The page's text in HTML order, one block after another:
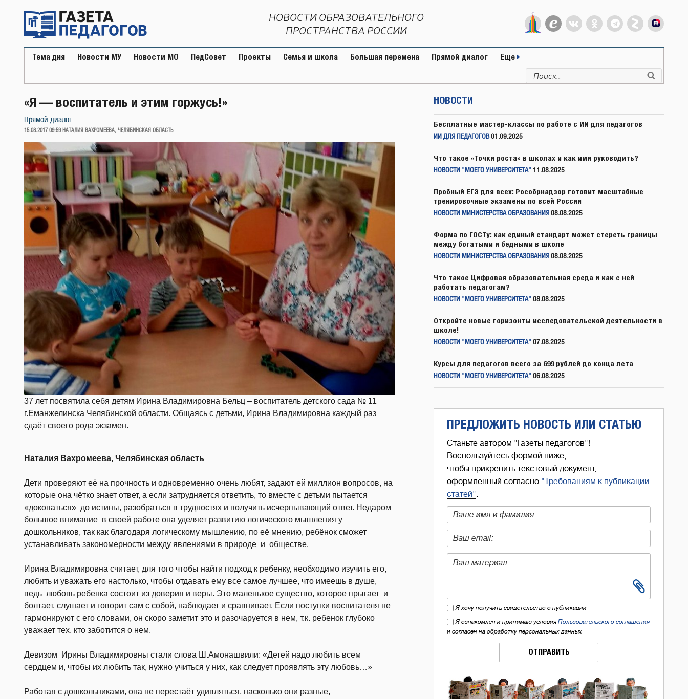
содержимому
НОВОСТИ ОБРАЗОВАТЕЛЬНОГО
ПРОСТРАНСТВА РОССИИ
Тема дня Новости МУ Новости МО ПедСовет Проекты Семья и школа Большая перемена Прямой диалог Еще
Искать:
«Я — воспитатель и этим горжусь!»
Прямой диалог
ОПУБЛИКОВАНО
15.08.2017 09:59 НАТАЛИЯ ВАХРОМЕЕВА, ЧЕЛЯБИНСКАЯ ОБЛАСТЬ
37 лет посвятила себя детям Ирина Владимировна Бельц – воспитатель детского сада № 11
г.Еманжелинска Челябинской области. Общаясь с детьми, Ирина Владимировна каждый раз
сдаёт своего рода экзамен.
Наталия Вахромеева, Челябинская область
Дети проверяют её на прочность и одновременно очень любят, задают ей миллион вопросов, на
которые она чётко знает ответ, а если затрудняется ответить, то вместе с детьми пытается
«докопаться» до истины, разобраться в трудностях и получить исчерпывающий ответ. Недаром
большое внимание в своей работе она уделяет развитию логического мышления у
дошкольников, так как благодаря логическому мышлению, по её мнению, ребёнок сможет
устанавливать закономерности между явлениями в природе и обществе.
Ирина Владимировна считает, для того чтобы найти подход к ребенку, необходимо изучить его,
любить и уважать его настолько, чтобы отдавать ему все самое лучшее, что имеешь в душе,
ведь любовь ребенка состоит из доверия и веры. Это маленькое существо, которое прыгает и
болтает, слушает и говорит сам с собой, наблюдает и сравнивает. Если поступки воспитателя не
гармонируют с его словами, он скоро заметит это и разочаруется в нем, т.к. ребенок глубоко
уважает тех, кто заботится о нем.
Девизом Ирины Владимировны стали слова Ш.Амонашвили: «Детей надо любить всем
сердцем и, чтобы их любить так, нужно учиться у них, как следует проявлять эту любовь…»
Работая с дошкольниками, она не перестаёт удивляться, насколько они разные,
НОВОСТИ
Бесплатные мастер-классы по работе с ИИ для педагогов
ИИ ДЛЯ ПЕДАГОГОВ 01.09.2025
Что такое «Точки роста» в школах и как ими руководить?
НОВОСТИ "МОЕГО УНИВЕРСИТЕТА" 11.08.2025
Пробный ЕГЭ для всех: Рособрнадзор готовит масштабные
тренировочные экзамены по всей России
НОВОСТИ МИНИСТЕРСТВА ОБРАЗОВАНИЯ 08.08.2025
Форма по ГОСТу: как единый стандарт может стереть границы
между богатыми и бедными в школе
НОВОСТИ МИНИСТЕРСТВА ОБРАЗОВАНИЯ 08.08.2025
Что такое Цифровая образовательная среда и как с ней
работать педагогам?
НОВОСТИ "МОЕГО УНИВЕРСИТЕТА" 08.08.2025
Откройте новые горизонты исследовательской деятельности в
школе!
НОВОСТИ "МОЕГО УНИВЕРСИТЕТА" 07.08.2025
Курсы для педагогов всего за 699 рублей до конца лета
НОВОСТИ "МОЕГО УНИВЕРСИТЕТА" 06.08.2025
ПРЕДЛОЖИТЬ НОВОСТЬ ИЛИ СТАТЬЮ
Станьте автором "Газеты педагогов"!
Воспользуйтесь формой ниже,
чтобы прикрепить текстовый документ,
оформленный согласно "Требованиям к публикации
статей".
Я хочу получить свидетельство о публикации
Я ознакомлен и принимаю условия Пользовательского соглашения
и согласен на обработку персональных данных
ОТПРАВИТЬ